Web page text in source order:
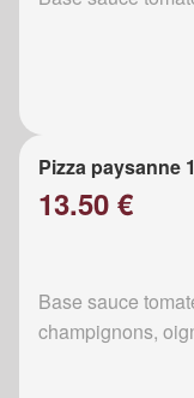
Pizza paysanne
13.50 €
Base sauce
champignons,